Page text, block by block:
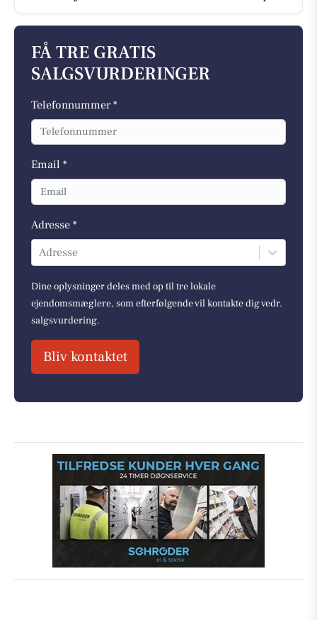
FÅ TRE GRATIS
SALGSVURDERINGER
Telefonnummer *
Email *
Adresse *
Adresse
Dine oplysninger deles med op til tre lokale
ejendomsmæglere, som efterfølgende vil kontakte dig vedr.
salgsvurdering.
Bliv kontaktet